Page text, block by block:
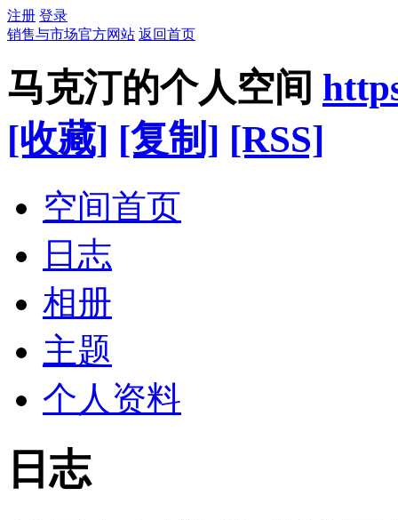
注册 登录
销售与市场官方网站 返回首页
马克汀的个人空间
[收藏] [复制] [RSS]
空间首页
日志
相册
主题
个人资料
日志